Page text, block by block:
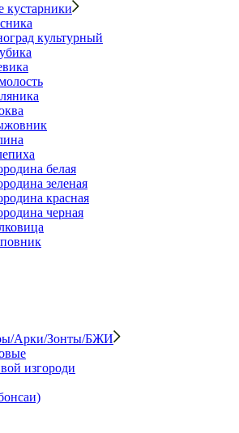
кустарники
культурный
белая
зеленая
красная
черная
Арки/Зонты/БЖИ
изгороди